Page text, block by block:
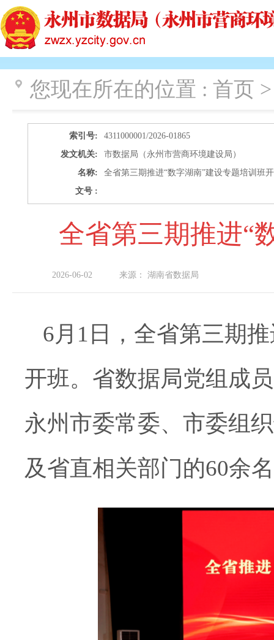
您现在所在的位置 : 首页
索引号:
4311000001/2026-01865
发文机关:
市数据局（永州市营商环境建设局）
名称:
全省第三期推进“数字湖南”建设专题培训班
文号 :
全省第三期推进“
2026-06-02 来源： 湖南省数据局
6月1日，全省第三期
开班。省数据局党组成
永州市委常委、市委组
及省直相关部门的60余